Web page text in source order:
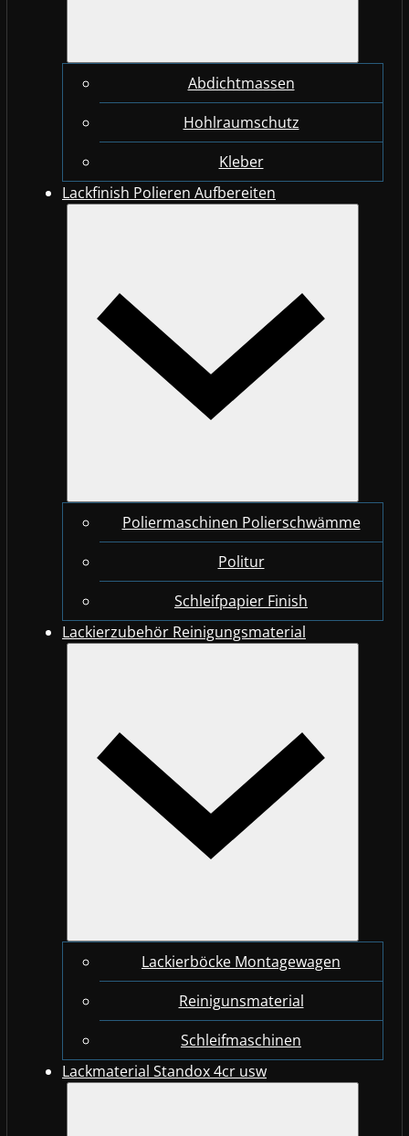
Abdichtmassen
Hohlraumschutz
Kleber
Lackfinish Polieren Aufbereiten
Poliermaschinen Polierschwämme
Politur
Schleifpapier Finish
Lackierzubehör Reinigungsmaterial
Lackierböcke Montagewagen
Reinigunsmaterial
Schleifmaschinen
Lackmaterial Standox 4cr usw